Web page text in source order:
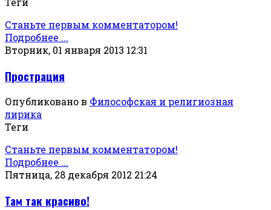
Станьте первым комментатором!
Подробнее ...
Вторник, 01 января 2013 12:31
Прострация
Опубликовано в Философская и религиозная
лирика
Теги
Станьте первым комментатором!
Подробнее ...
Пятница, 28 декабря 2012 21:24
Там так красиво!